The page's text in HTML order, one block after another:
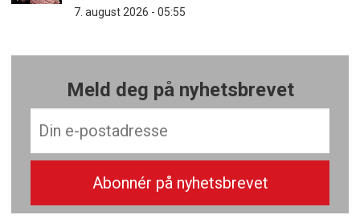
7. august 2026 - 05:55
Meld deg på nyhetsbrevet